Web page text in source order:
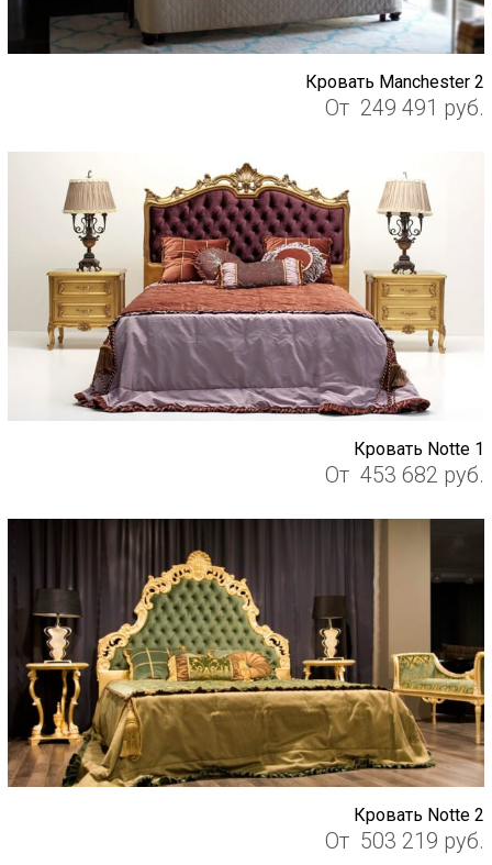
Кровать Manchester 2
От 249 491 руб.
Кровать Notte 1
От 453 682 руб.
Кровать Notte 2
От 503 219 руб.